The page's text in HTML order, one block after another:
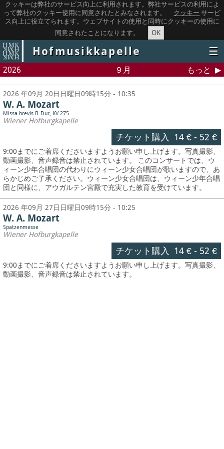
クッキーは弊社のサービス向上に利用されます。弊社サービスの利用によ
って弊社のクッキー使用に同意されたとみなされます。
クッキー サービ
ス向上に役立てられます。ウェブサイトの使用と同時にクッキーの使用に
同意されたことになります。
OK
Hofmusikkapelle ☰
2026 ９月 もっと
2026 年09月 20日日曜日09時15分 - 10:35
W. A. Mozart
Missa brevis B-Dur, KV 275
Wiener Hofburgkapelle
チケット購入 14 €- 52 €
9:00までにご着席くださいますようお願い申し上げます。写真撮影、
動画撮影、音声録音は禁止されています。 このコンサートでは、ウ
ィーン少年合唱団の代わりにウィーン少女合唱団が歌いますので、あ
らかじめご了承ください。ウィーン少女合唱団は、ウィーン少年合唱
団と同様に、アウガルテン宮殿で充実した教育を受けています。
2026 年09月 27日日曜日09時15分 - 10:25
W. A. Mozart
Spatzenmesse
Wiener Hofburgkapelle
チケット購入 14 €- 52 €
9:00までにご着席くださいますようお願い申し上げます。写真撮影、
動画撮影、音声録音は禁止されています。